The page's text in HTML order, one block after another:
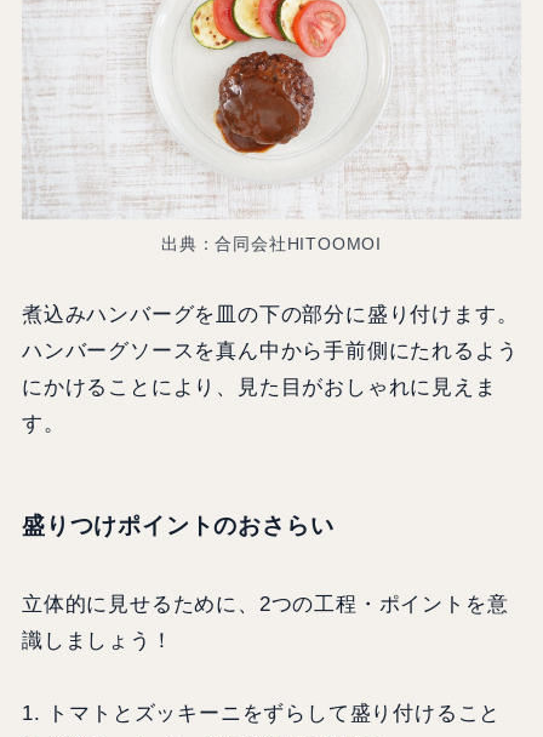
出典：合同会社HITOOMOI
煮込みハンバーグを皿の下の部分に盛り付けます。
ハンバーグソースを真ん中から手前側にたれるよう
にかけることにより、見た目がおしゃれに見えま
す。
盛りつけポイントのおさらい
立体的に見せるために、2つの工程・ポイントを意
識しましょう！
1. トマトとズッキーニをずらして盛り付けること